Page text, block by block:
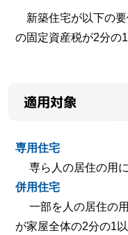
新築住宅が以下の要
の固定資産税が2分の
適用対象
専用住宅
専ら人の居住の用
併用住宅
一部を人の居住の
が家屋全体の2分の1以